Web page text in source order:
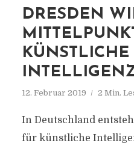
DRESDEN
KÜNSTLICHE
12. Februar 2019 2 Min.
In Deutschland
für künstliche